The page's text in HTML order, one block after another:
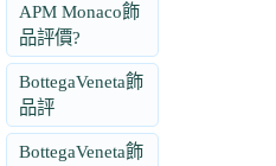
APM Monaco飾
品評價?
BottegaVeneta飾
品評
BottegaVeneta飾